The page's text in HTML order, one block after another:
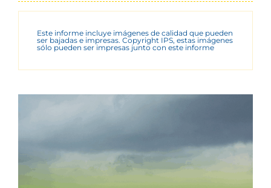
Este informe incluye imágenes de calidad que pueden
ser bajadas e impresas. Copyright IPS, estas imágenes
sólo pueden ser impresas junto con este informe